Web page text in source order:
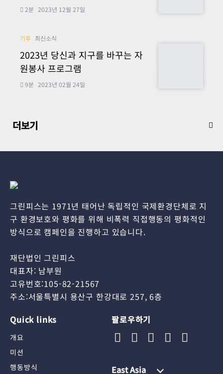
2분 2023년 12월 27일
기후 최신소식
2023년 당신과 지구를 바꾸는 자
원봉사 프로그램
9분 2023년 02월 24일
더보기
그린피스는 1971년 태어난 독립적인 국제환경단체로 지
구 환경보호와 평화를 위해 비폭력 직접행동의 평화적인
방식으로 캠페인을 진행하고 있습니다.
재단법인 그린피스
대표자: 남부원
고유번호:105-82-21567
주소:서울특별시 용산구 한강대로 257, 6층
Quick links
개요
미션
행동방식
팔로우하기
East Asia